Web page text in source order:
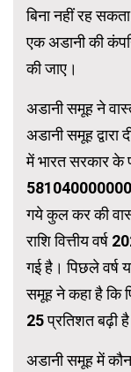
बिना नहीं रह
एक अडानी की
की जाए।
अडानी समूह ने
अडानी समूह द्वारा
में भारत सरकार के
581040000000
गये कुल कर की
राशि वित्तीय
गई है। पिछले वर्ष
समूह ने कहा है कि
25 प्रतिशत बढ़ी
अडानी समूह में